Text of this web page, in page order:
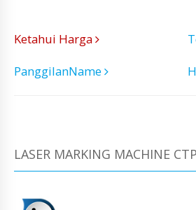
Ketahui Harga
PanggilanName
LASER MARKING MACHINE